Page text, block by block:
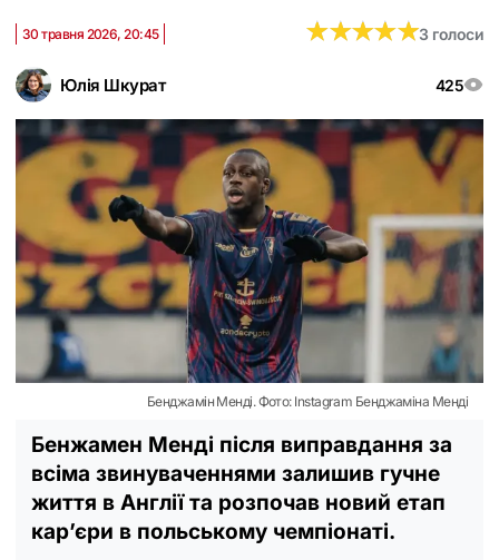
Юлія Шкурат 425
30 травня 2026, 20:45 ★★★★★
★★★★★3 голоси
Бенджамін Менді. Фото: Instagram Бенджаміна Менді
Бенжамен Менді після виправдання за
всіма звинуваченнями залишив гучне
життя в Англії та розпочав новий етап
кар’єри в польському чемпіонаті.